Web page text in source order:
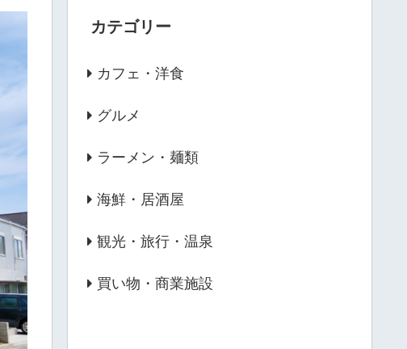
カテゴリー
カフェ・洋食
グルメ
ラーメン・麺類
海鮮・居酒屋
観光・旅行・温泉
買い物・商業施設